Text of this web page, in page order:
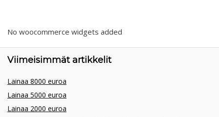
No woocommerce widgets added
Viimeisimmät artikkelit
Lainaa 8000 euroa
Lainaa 5000 euroa
Lainaa 2000 euroa